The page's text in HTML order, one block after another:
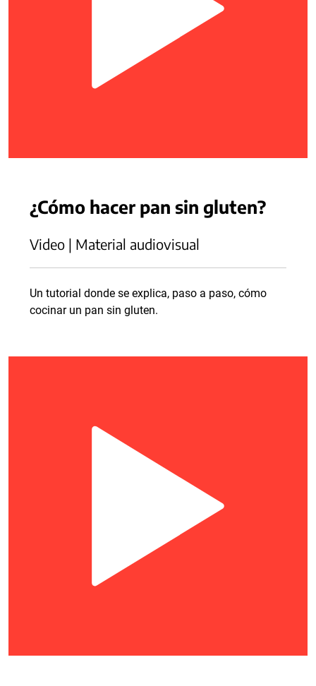
¿Cómo hacer pan sin gluten?
Video | Material audiovisual
Un tutorial donde se explica, paso a paso, cómo
cocinar un pan sin gluten.